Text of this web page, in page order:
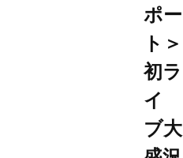
ポー
ト＞
初ラ
イ
ブ大